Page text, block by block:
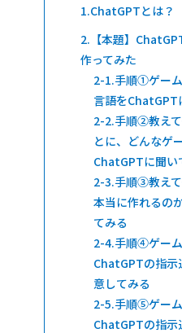
ChatGPTとは？
【本題】
作ってみた
手順①ゲー
言語をChatGPT
手順②教え
とに、どんなゲ
ChatGPTに聞い
手順③教え
本当に作れるの
てみる
手順④ゲー
ChatGPTの指示
意してみる
手順⑤ゲーム
ChatGPTの指示